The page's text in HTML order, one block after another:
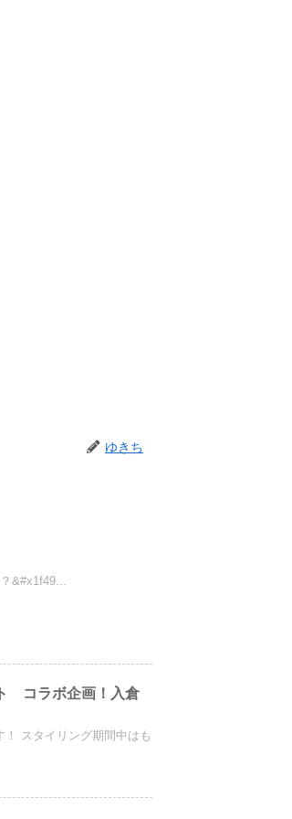
ゆきち
&#x1f49...
コラボ企画！入倉
スタイリング期間中はも